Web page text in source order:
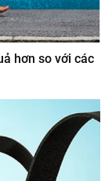
hơn so với các